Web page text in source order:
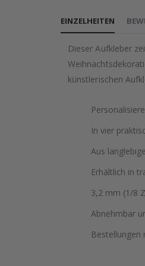
EINZELHEITEN
Dieser Aufkleber
künstlerischen
In vier
Aus
Erhältlich in
3,2 mm (1/8
Abnehmbar
Bestellungen